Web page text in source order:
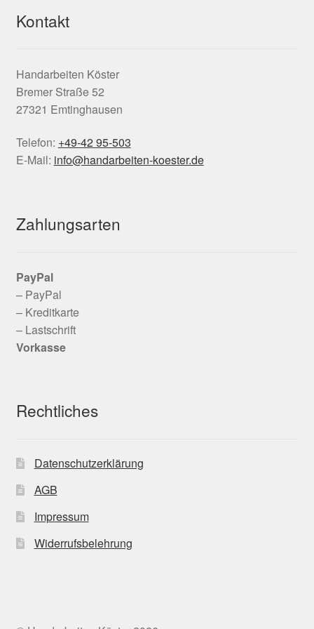
Kontakt
Handarbeiten Köster
Bremer Straße 52
27321 Emtinghausen
Telefon: +49-42 95-503
E-Mail: info@handarbeiten-koester.de
Zahlungsarten
PayPal
– PayPal
– Kreditkarte
– Lastschrift
Vorkasse
Rechtliches
Datenschutzerklärung
AGB
Impressum
Widerrufsbelehrung